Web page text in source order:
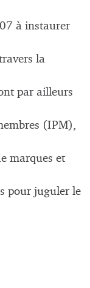
à instaurer
la
par ailleurs
(IPM),
marques et
pour juguler le